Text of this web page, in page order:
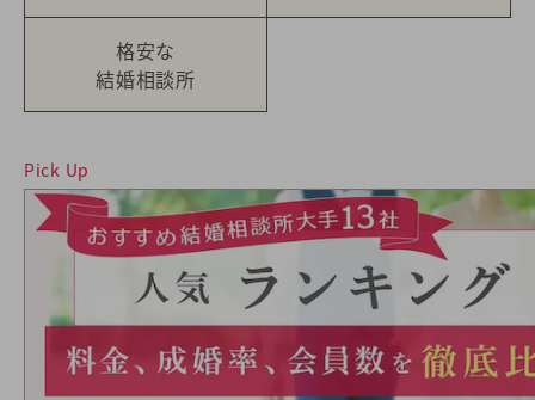
格安な
結婚相談所
Pick Up